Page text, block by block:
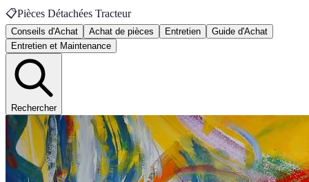
📋Pièces Détachées Tracteur
Conseils d'Achat Achat de pièces Entretien
Guide d'Achat
Entretien et Maintenance
Rechercher